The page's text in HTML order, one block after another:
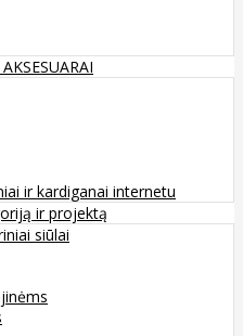
ir kardiganai internetu
ir projektą
siūlai